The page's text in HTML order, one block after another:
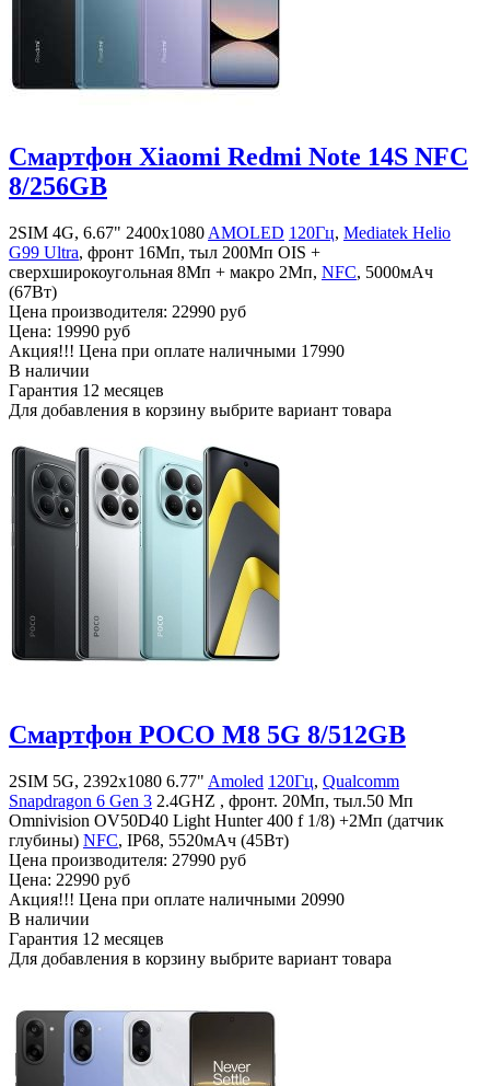
Смартфон Xiaomi Redmi Note 14S NFC
8/256GB
2SIM 4G, 6.67" 2400x1080 AMOLED 120Гц, Mediatek Helio
G99 Ultra, фронт 16Мп, тыл 200Мп OIS +
сверхширокоугольная 8Мп + макро 2Мп, NFC, 5000мАч
(67Вт)
Цена производителя: 22990 руб
Цена: 19990 руб
Акция!!! Цена при оплате наличными 17990
В наличии
Гарантия 12 месяцев
Для добавления в корзину выбрите вариант товара
Смартфон POCO M8 5G 8/512GB
2SIM 5G, 2392x1080 6.77" Amoled 120Гц, Qualcomm
Snapdragon 6 Gen 3 2.4GHZ , фронт. 20Мп, тыл.50 Мп
Omnivision OV50D40 Light Hunter 400 f 1/8) +2Мп (датчик
глубины) NFC, IP68, 5520мАч (45Вт)
Цена производителя: 27990 руб
Цена: 22990 руб
Акция!!! Цена при оплате наличными 20990
В наличии
Гарантия 12 месяцев
Для добавления в корзину выбрите вариант товара